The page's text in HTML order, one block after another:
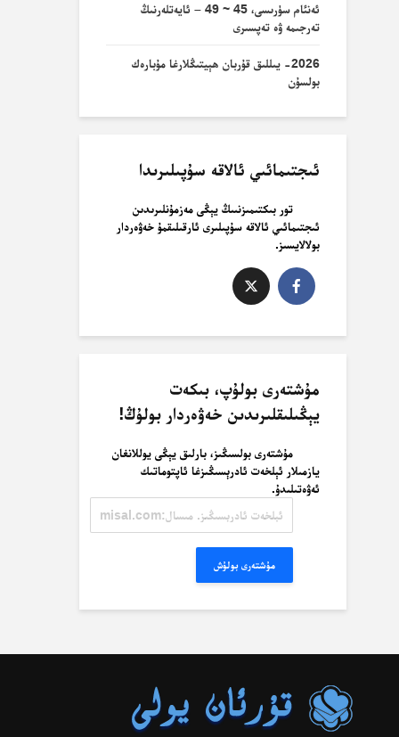
ئەنئام سۈرىسى، 45 ~ 49 – ئايەتلەرنىڭ
تەرجىمە ۋە تەپسىرى
2026- يىللىق قۇربان ھېيتىڭلارغا مۇبارەك
بولسۇن
ئىجتىمائىي ئالاقە سۇپىلىرىدا
تور بىكتىمىزنىىڭ يېڭى مەزمۇنلىرىدىن
ئىجتىمائىي ئالاقە سۇپىلىرى ئارقىلىقمۇ خەۋەردار
بولالايسىز.
مۇشتەرى بولۇپ، بىكەت
يېڭىلىقلىرىدىن خەۋەردار بولۇڭ!
مۇشتەرى بولسىڭىز، بارلىق يېڭى يوللانغان
يازمىلار ئېلخەت ئادرېسىڭىزغا ئاپتوماتىك
ئەۋەتىلىدۇ.
ئادرېسىڭىز.
مۇشتەرى بولۇش